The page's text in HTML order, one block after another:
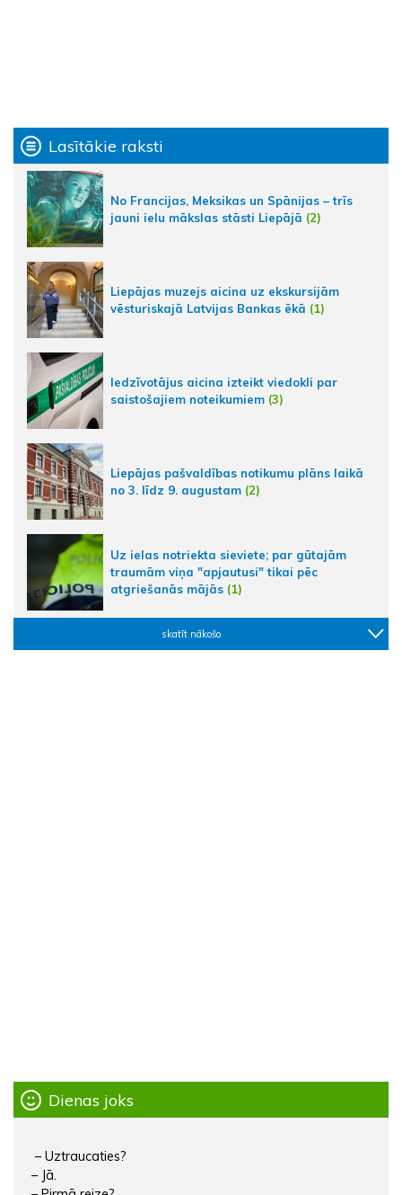
Lasītākie raksti
No Francijas, Meksikas un Spānijas – trīs
jauni ielu mākslas stāsti Liepājā (2)
Liepājas muzejs aicina uz ekskursijām
vēsturiskajā Latvijas Bankas ēkā (1)
Iedzīvotājus aicina izteikt viedokli par
saistošajiem noteikumiem (3)
Liepājas pašvaldības notikumu plāns laikā
no 3. līdz 9. augustam (2)
Uz ielas notriekta sieviete; par gūtajām
traumām viņa "apjautusi" tikai pēc
atgriešanās mājās (1)
skatīt nākošo
Dienas joks
– Uztraucaties?
– Jā.